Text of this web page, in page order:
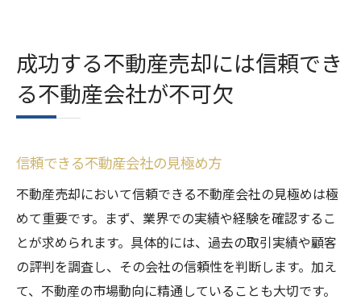
成功する不動産売却には信頼でき
る不動産会社が不可欠
信頼できる不動産会社の見極め方
不動産売却において信頼できる不動産会社の見極めは極
めて重要です。まず、業界での実績や経験を確認するこ
とが求められます。具体的には、過去の取引実績や顧客
の評判を調査し、その会社の信頼性を判断します。加え
て、不動産の市場動向に精通していることも大切です。